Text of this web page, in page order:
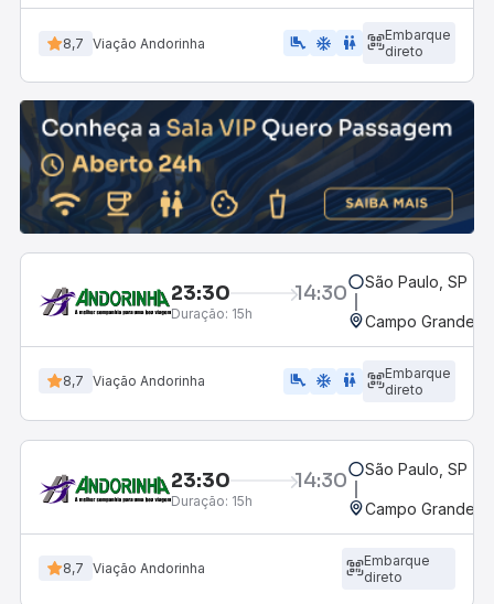
8,7 Viação Andorinha airline_seat_legroom_extra ac_unit WC
Embarque
direto
23:30 14:30
Duração: 15h
São Paulo, SP -
Campo Grande,
8,7 Viação Andorinha airline_seat_legroom_extra ac_unit wc
Embarque
direto
23:30 14:30
Duração: 15h
São Paulo, SP -
Campo Grande,
8,7 Viação Andorinha
Embarque
direto